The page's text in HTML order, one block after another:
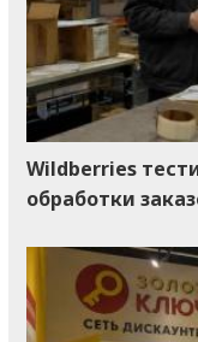
Wildberries
обработки